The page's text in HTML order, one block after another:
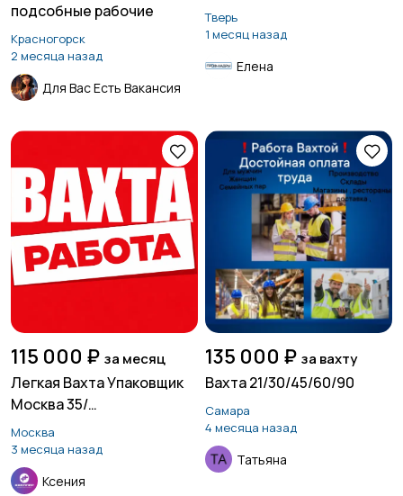
подсобные рабочие
Красногорск
2 месяца назад
Для Вас Есть Вакансия
Тверь
1 месяц назад
Елена
115 000 ₽ за месяц
Легкая Вахта Упаковщик
Москва 35/
Питание+жилье
Москва
3 месяца назад
Ксения
135 000 ₽ за вахту
Вахта 21/30/45/60/90
Самара
4 месяца назад
Татьяна